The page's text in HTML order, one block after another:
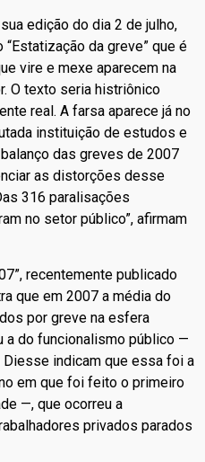
edição do dia 2 de julho,
da greve” que é
vire e mexe aparecem na
O texto seria histriônico
real. A farsa aparece já no
instituição de estudos e
das greves de 2007
as distorções desse
316 paralisações
no setor público”, afirmam
recentemente publicado
que em 2007 a média do
por greve na esfera
a do funcionalismo público —
indicam que essa foi a
em que foi feito o primeiro
—, que ocorreu a
privados parados